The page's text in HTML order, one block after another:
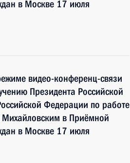
в Москве 17 июля
видео-конференц-связи
Президента Российской
Федерации по работе
в Приёмной
в Москве 17 июля